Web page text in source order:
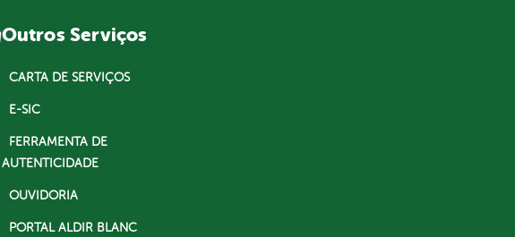
Outros Serviços
CARTA DE SERVIÇOS
E-SIC
FERRAMENTA DE
AUTENTICIDADE
OUVIDORIA
PORTAL ALDIR BLANC